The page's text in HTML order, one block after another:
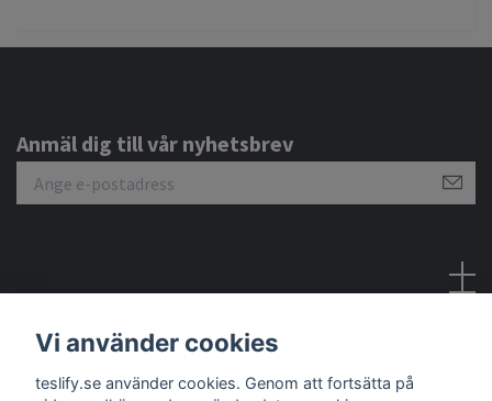
Anmäl dig till vår nyhetsbrev
Vi använder cookies
teslify.se använder cookies. Genom att fortsätta på